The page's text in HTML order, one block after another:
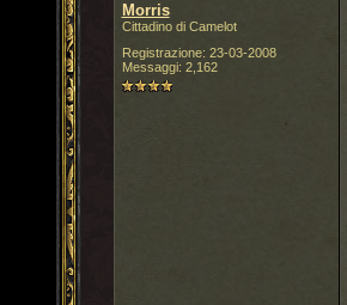
Morris
Cittadino di Camelot
Registrazione: 23-03-2008
Messaggi: 2,162